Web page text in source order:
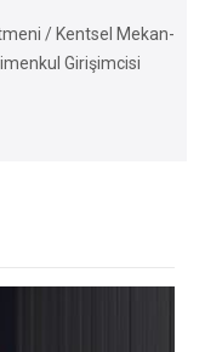
/ Kentsel Mekan-
Girişimcisi